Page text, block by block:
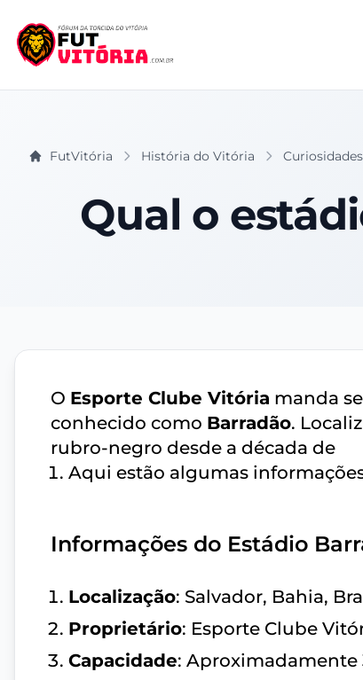
FutVitória História do Vitória
Qual o
O Esporte Clube Vitória manda
conhecido como Barradão.
rubro-negro desde a década de
Aqui estão algumas
Informações do Estádio
Localização: Salvador, Bahia,
Proprietário: Esporte Clube
Capacidade: Aproximadamente